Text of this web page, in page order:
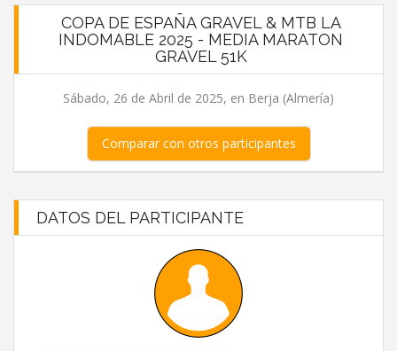
COPA DE ESPAÑA GRAVEL & MTB LA
INDOMABLE 2025 - MEDIA MARATON
GRAVEL 51K
Sábado, 26 de Abril de 2025, en Berja (Almería)
Comparar con otros participantes
DATOS DEL PARTICIPANTE